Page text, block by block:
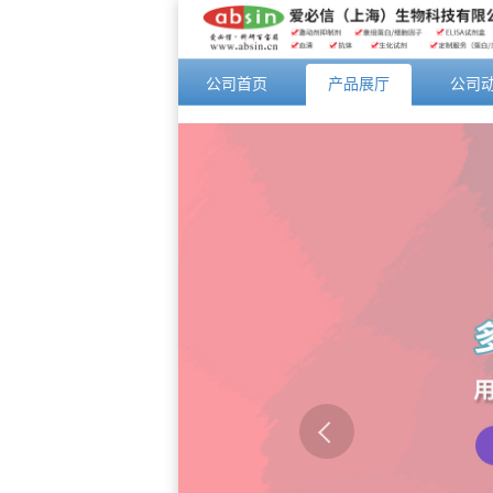
公司首页 产品展厅 公司